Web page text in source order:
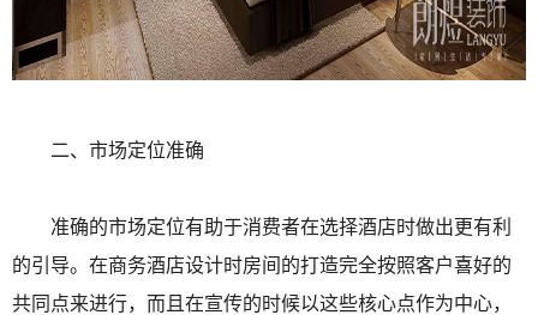
二、市场定位准确
准确的市场定位有助于消费者在选择酒店时做出更有利
的引导。在商务酒店设计时房间的打造完全按照客户喜好的
共同点来进行，而且在宣传的时候以这些核心点作为中心，